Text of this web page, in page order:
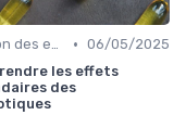
Gestion des effets secondaires • 06/05/2025
les effets
des